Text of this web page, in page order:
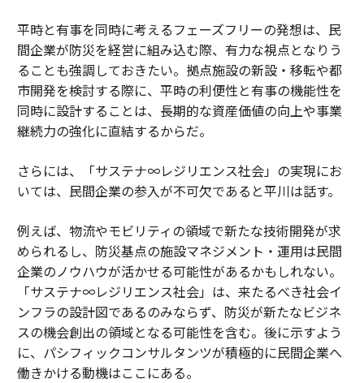
平時と有事を同時に考えるフェーズフリーの発想は、民
間企業が防災を経営に組み込む際、有力な視点となりう
ることも強調しておきたい。拠点施設の新設・移転や都
市開発を検討する際に、平時の利便性と有事の機能性を
同時に設計することは、長期的な資産価値の向上や事業
継続力の強化に直結するからだ。
さらには、「サステナ∞レジリエンス社会」の実現にお
いては、民間企業の参入が不可欠であると平川は話す。
例えば、物流やモビリティの領域で新たな技術開発が求
められるし、防災基点の施設マネジメント・運用は民間
企業のノウハウが活かせる可能性があるかもしれない。
「サステナ∞レジリエンス社会」は、来たるべき社会イ
ンフラの設計図であるのみならず、防災が新たなビジネ
スの機会創出の領域となる可能性を含む。後に示すよう
に、パシフィックコンサルタンツが積極的に民間企業へ
働きかける動機はここにある。